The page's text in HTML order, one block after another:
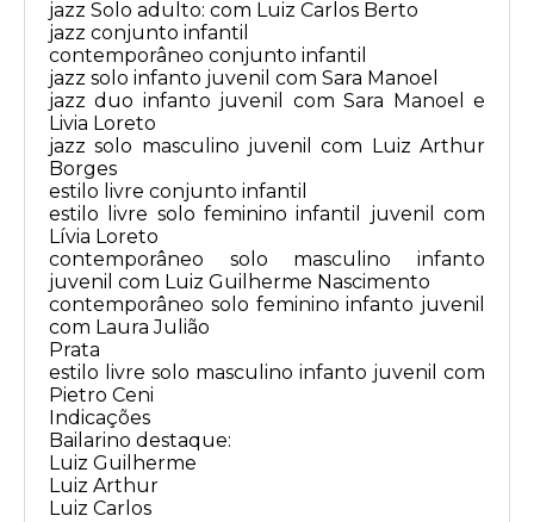
jazz Solo adulto: com Luiz Carlos Berto
jazz conjunto infantil
contemporâneo conjunto infantil
jazz solo infanto juvenil com Sara Manoel
jazz duo infanto juvenil com Sara Manoel e
Livia Loreto
jazz solo masculino juvenil com Luiz Arthur
Borges
estilo livre conjunto infantil
estilo livre solo feminino infantil juvenil com
Lívia Loreto
contemporâneo solo masculino infanto
juvenil com Luiz Guilherme Nascimento
contemporâneo solo feminino infanto juvenil
com Laura Julião
Prata
estilo livre solo masculino infanto juvenil com
Pietro Ceni
Indicações
Bailarino destaque:
Luiz Guilherme
Luiz Arthur
Luiz Carlos